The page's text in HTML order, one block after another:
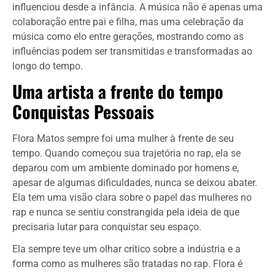
influenciou desde a infância. A música não é apenas uma
colaboração entre pai e filha, mas uma celebração da
música como elo entre gerações, mostrando como as
influências podem ser transmitidas e transformadas ao
longo do tempo.
Uma artista a frente do tempo
Conquistas Pessoais
Flora Matos sempre foi uma mulher à frente de seu
tempo. Quando começou sua trajetória no rap, ela se
deparou com um ambiente dominado por homens e,
apesar de algumas dificuldades, nunca se deixou abater.
Ela tem uma visão clara sobre o papel das mulheres no
rap e nunca se sentiu constrangida pela ideia de que
precisaria lutar para conquistar seu espaço.
Ela sempre teve um olhar crítico sobre a indústria e a
forma como as mulheres são tratadas no rap. Flora é